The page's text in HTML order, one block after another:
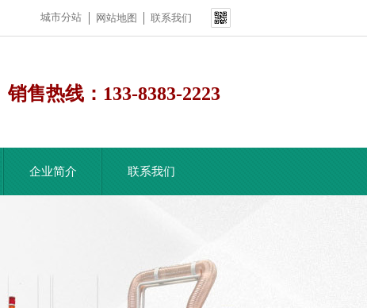
城市分站 网站地图 联系我们
销售热线： 133-8383-2223
企业简介 联系我们